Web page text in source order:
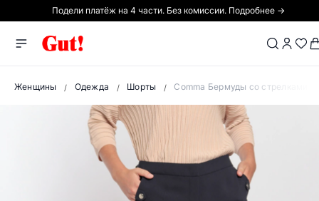
Подели платёж на 4 части. Без комиссии. Подробнее →
Женщины Одежда Шорты Comma Бермуды со стрелками